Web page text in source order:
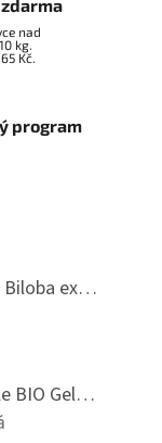
nad
kg.
Kč.
program
Golden Nature Ginkgo Biloba extrakt 50:1 60mg, 100 kapslí
Vitalvibe Maca Sextuple BIO Gelatinized 3-Complex, 60 kapslí